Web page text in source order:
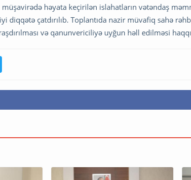
müşavirədə həyata keçirilən islahatların vətəndaş
diqqətə çatdırılıb. Toplantıda nazir müvafiq sahə
və qanunvericiliyə uyğun həll edilməsi